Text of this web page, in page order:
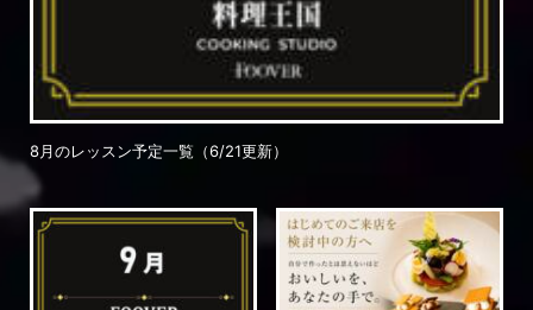
8月のレッスン予定一覧（6/21更新）